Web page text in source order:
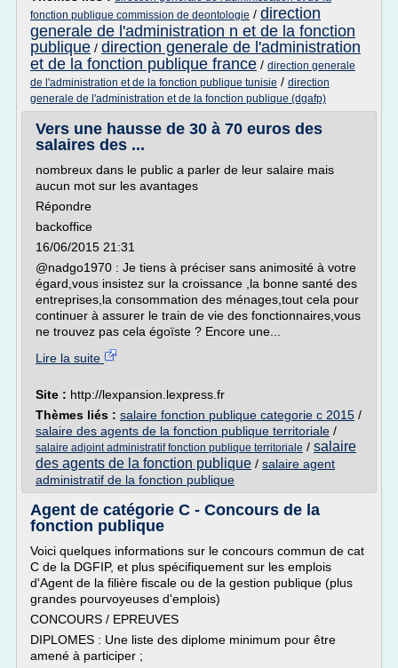
fonction publique commission de deontologie / direction
generale de l'administration n et de la fonction
publique / direction generale de l'administration
et de la fonction publique france / direction generale
de l'administration et de la fonction publique tunisie / direction
generale de l'administration et de la fonction publique (dgafp)
Vers une hausse de 30 à 70 euros des
salaires des ...
nombreux dans le public a parler de leur salaire mais
aucun mot sur les avantages
Répondre
backoffice
16/06/2015 21:31
@nadgo1970 : Je tiens à préciser sans animosité à votre
égard,vous insistez sur la croissance ,la bonne santé des
entreprises,la consommation des ménages,tout cela pour
continuer à assurer le train de vie des fonctionnaires,vous
ne trouvez pas cela égoïste ? Encore une...
Lire la suite
Site : http://lexpansion.lexpress.fr
Thèmes liés : salaire fonction publique categorie c 2015 /
salaire des agents de la fonction publique territoriale /
salaire adjoint administratif fonction publique territoriale / salaire
des agents de la fonction publique / salaire agent
administratif de la fonction publique
Agent de catégorie C - Concours de la
fonction publique
Voici quelques informations sur le concours commun de cat
C de la DGFIP, et plus spécifiquement sur les emplois
d'Agent de la filière fiscale ou de la gestion publique (plus
grandes pourvoyeuses d'emplois)
CONCOURS / EPREUVES
DIPLOMES : Une liste des diplome minimum pour être
amené à participer ;